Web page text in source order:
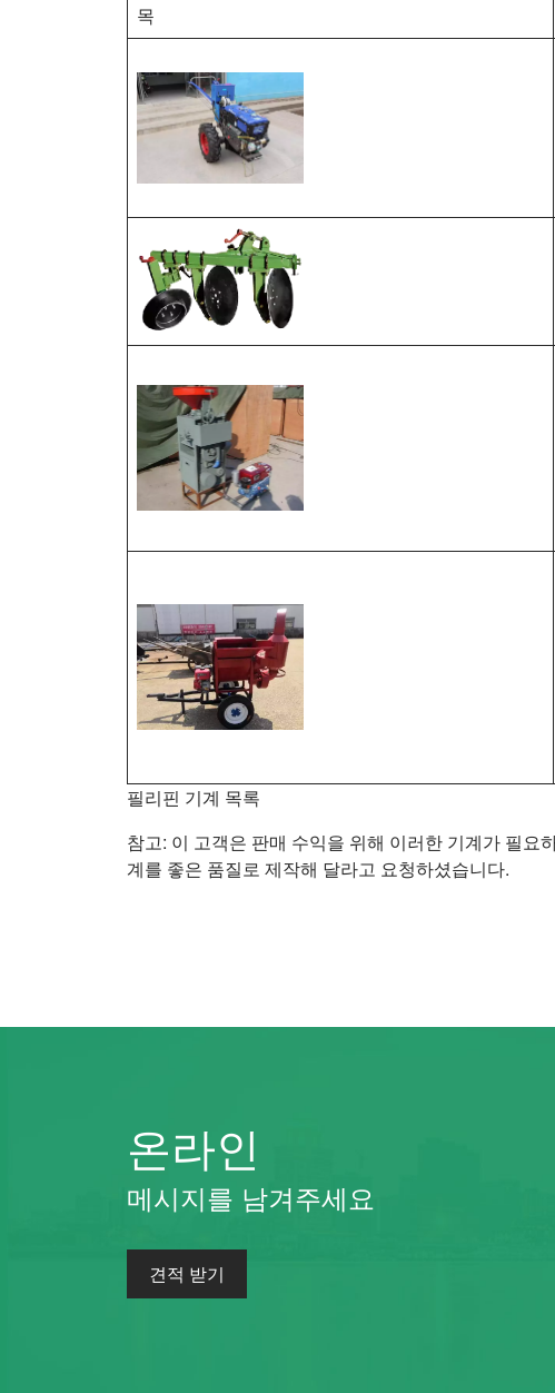
목
필리핀 기계 목록
참고: 이 고객은 판매 수익을 위해 이러한 기계가 필
계를 좋은 품질로 제작해 달라고 요청하셨습니다.
온라인
메시지를 남겨주세요
견적 받기